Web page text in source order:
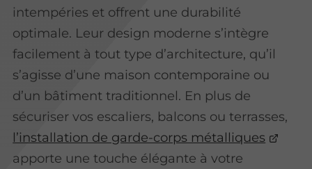
intempéries et offrent une durabilité
optimale. Leur design moderne s’intègre
facilement à tout type d’architecture, qu’il
s’agisse d’une maison contemporaine ou
d’un bâtiment traditionnel. En plus de
sécuriser vos escaliers, balcons ou terrasses,
l’installation de garde-corps métalliques
apporte une touche élégante à votre